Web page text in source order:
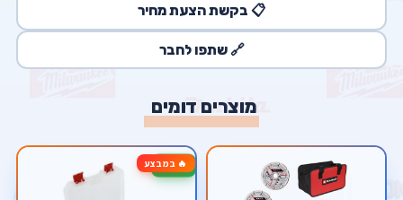
📋 בקשת הצעת מחיר
🔗 שתפו לחבר
מוצרים דומים
🔥 במבצע-78%